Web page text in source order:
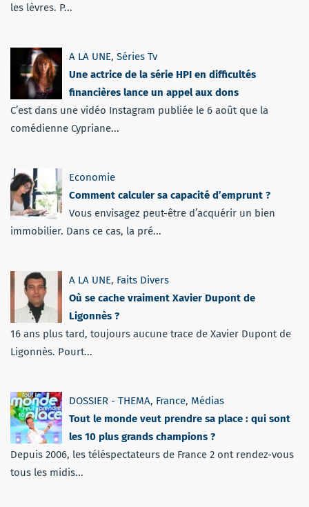
les lèvres. P...
A LA UNE, Séries Tv
Une actrice de la série HPI en difficultés
financières lance un appel aux dons
C’est dans une vidéo Instagram publiée le 6 août que la
comédienne Cypriane...
Economie
Comment calculer sa capacité d’emprunt ?
Vous envisagez peut-être d’acquérir un bien
immobilier. Dans ce cas, la pré...
A LA UNE, Faits Divers
Où se cache vraiment Xavier Dupont de
Ligonnès ?
16 ans plus tard, toujours aucune trace de Xavier Dupont de
Ligonnès. Pourt...
DOSSIER - THEMA, France, Médias
Tout le monde veut prendre sa place : qui sont
les 10 plus grands champions ?
Depuis 2006, les téléspectateurs de France 2 ont rendez-vous
tous les midis...